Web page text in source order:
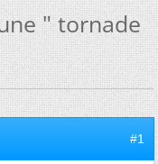
" tornade
#1